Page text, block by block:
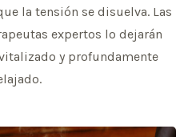
la tensión se disuelva. Las
expertos lo dejarán
y profundamente